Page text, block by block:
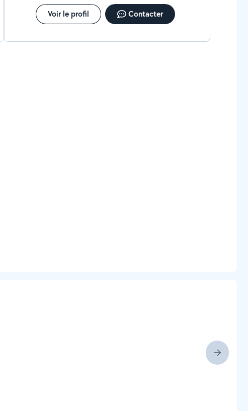
Voir le profil Contacter